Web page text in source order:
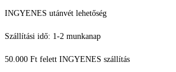
INGYENES utánvét lehetőség
Szállítási idő: 1-2 munkanap
50.000 Ft felett INGYENES szállítás